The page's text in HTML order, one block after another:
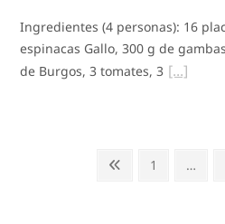
Ingredientes (4 personas): 16
espinacas Gallo, 300 g de
de Burgos, 3 tomates, 3
PaginaciónPrevious
Page
1 …